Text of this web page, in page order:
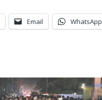
Email WhatsApp